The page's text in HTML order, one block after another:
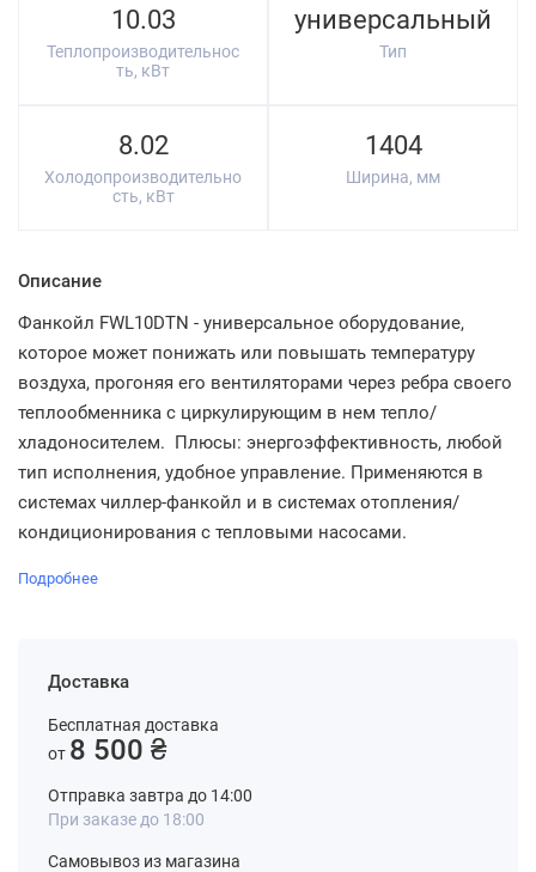
10.03
Теплопроизводительнос
ть, кВт
универсальный
Тип
8.02
Холодопроизводительно
сть, кВт
1404
Ширина, мм
Описание
Фанкойл FWL10DTN - универсальное оборудование,
которое может понижать или повышать температуру
воздуха, прогоняя его вентиляторами через ребра своего
теплообменника с циркулирующим в нем тепло/
хладоносителем. Плюсы: энергоэффективность, любой
тип исполнения, удобное управление. Применяются в
системах чиллер-фанкойл и в системах отопления/
кондиционирования с тепловыми насосами.
Подробнее
Доставка
Бесплатная доставка
от 8 500 ₴
Отправка завтра до 14:00
При заказе до 18:00
Самовывоз из магазина